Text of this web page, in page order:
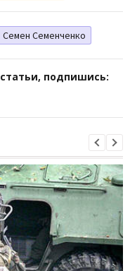
Семен Семенченко
подпишись: